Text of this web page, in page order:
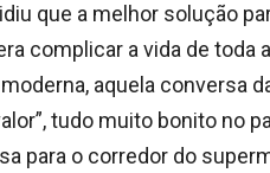
que a melhor solução
complicar a vida de toda
aquela conversa
tudo muito bonito no
para o corredor do